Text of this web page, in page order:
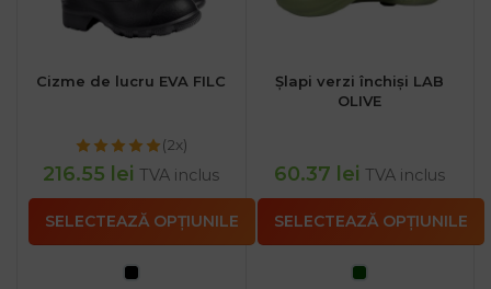
Cizme de lucru EVA FILC
(2x)
216.55 lei TVA inclus
SELECTEAZĂ OPȚIUNILE
Șlapi verzi închiși LAB
OLIVE
60.37 lei TVA inclus
SELECTEAZĂ OPȚIUNILE